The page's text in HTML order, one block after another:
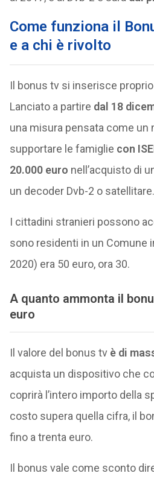
Come funziona il
e a chi è rivolto
Il bonus tv si inserisce
Lanciato a partire dal 18
una misura pensata come
supportare le famiglie con
20.000 euro nell’acquisto di
un decoder Dvb-2 o satellitare.
I cittadini stranieri possono
sono residenti in un Comune
2020) era 50 euro, ora 30.
A quanto ammonta il
euro
Il valore del bonus tv è di
acquista un dispositivo che
coprirà l’intero importo della
costo supera quella cifra, il
fino a trenta euro.
Il bonus vale come sconto